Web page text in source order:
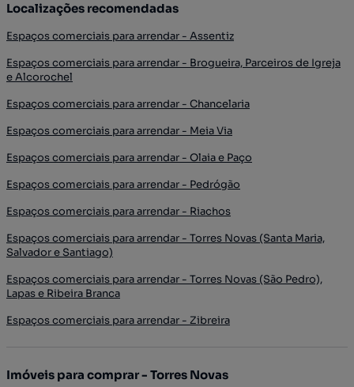
Localizações recomendadas
Espaços comerciais para arrendar - Assentiz
Espaços comerciais para arrendar - Brogueira, Parceiros de Igreja
e Alcorochel
Espaços comerciais para arrendar - Chancelaria
Espaços comerciais para arrendar - Meia Via
Espaços comerciais para arrendar - Olaia e Paço
Espaços comerciais para arrendar - Pedrógão
Espaços comerciais para arrendar - Riachos
Espaços comerciais para arrendar - Torres Novas (Santa Maria,
Salvador e Santiago)
Espaços comerciais para arrendar - Torres Novas (São Pedro),
Lapas e Ribeira Branca
Espaços comerciais para arrendar - Zibreira
Imóveis para comprar - Torres Novas